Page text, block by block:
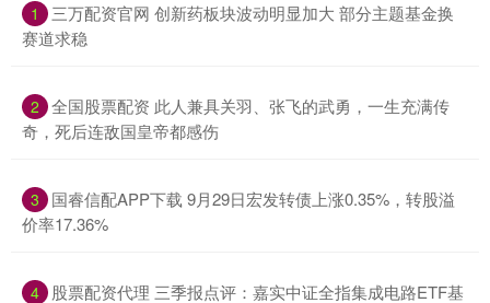
1
三万配资官网 创新药板块波动明显加大 部分主题基金换
赛道求稳
2 全国股票配资 此人兼具关羽、张飞的武勇，一生充满传
奇，死后连敌国皇帝都感伤
3
国睿信配APP下载 9月29日宏发转债上涨0.35%，转股溢
价率17.36%
4 股票配资代理 三季报点评：嘉实中证全指集成电路ETF基